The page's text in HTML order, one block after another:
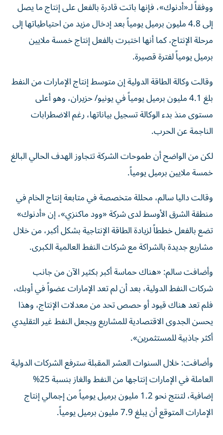
ووفقاً لـ«أدنوك»، فإنها باتت قادرة بالفعل على إنتاج ما يصل
إلى 4.8 مليون برميل يومياً بعد إدخال مزيد من احتياطياتها إلى
مرحلة الإنتاج، كما أنها اختبرت بالفعل إنتاج خمسة ملايين
برميل يومياً لفترة قصيرة.
وقالت وكالة الطاقة الدولية إن متوسط إنتاج الإمارات من النفط
بلغ 4.1 مليون برميل يومياً في يونيو/ حزيران، وهو أعلى
مستوى منذ بدء الوكالة تسجيل بياناتها، رغم الاضطرابات
الناجمة عن الحرب.
لكن من الواضح أن طموحات الشركة تتجاوز الهدف الحالي البالغ
خمسة ملايين برميل يومياً.
وقالت داليا سالم، محللة متخصصة في متابعة إنتاج الخام في
منطقة الشرق الأوسط لدى شركة «وود ماكنزي»، إن «أدنوك»
تضع بالفعل خططاً لزيادة الطاقة الإنتاجية بشكل أكبر، من خلال
مشاريع جديدة بالشراكة مع شركات النفط العالمية الكبرى.
وأضافت سالم: «هناك حماسة أكبر بكثير الآن من جانب
شركات النفط الدولية، بعد أن لم تعد الإمارات عضواً في أوبك،
فلم تعد هناك قيود أو حصص تحد من معدلات الإنتاج، وهذا
يحسن الجدوى الاقتصادية للمشاريع ويجعل النفط غير التقليدي
أكثر جاذبية للمستثمرين».
وأضافت: خلال السنوات العشر المقبلة سترفع الشركات الدولية
العاملة في الإمارات إنتاجها من النفط والغاز بنسبة 25%
إضافية، لتنتج نحو 1.2 مليون برميل يومياً من إجمالي إنتاج
الإمارات المتوقع أن يبلغ 7.9 مليون برميل يومياً.